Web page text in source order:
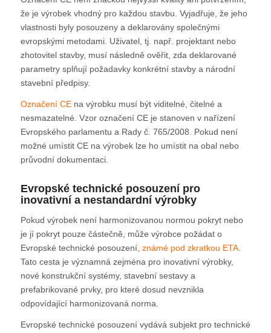
že je výrobek vhodný pro každou stavbu. Vyjadřuje, že jeho
vlastnosti byly posouzeny a deklarovány společnými
evropskými metodami. Uživatel, tj. např. projektant nebo
zhotovitel stavby, musí následně ověřit, zda deklarované
parametry splňují požadavky konkrétní stavby a národní
stavební předpisy.
Označení CEna výrobku musí být viditelné, čitelné a
nesmazatelné. Vzor označení CE je stanoven v nařízení
Evropského parlamentu a Rady č. 765/2008. Pokud není
možné umístit CE na výrobek lze ho umístit na obal nebo
průvodní dokumentaci.
Evropské technické posouzení pro
inovativní a nestandardní výrobky
Pokud výrobek není harmonizovanou normou pokryt nebo
je jí pokryt pouze částečně, může výrobce požádat o
Evropské technické posouzení, známé pod zkratkou ETA.
Tato cesta je významná zejména pro inovativní výrobky,
nové konstrukční systémy, stavební sestavy a
prefabrikované prvky, pro které dosud nevznikla
odpovídající harmonizovaná norma.
Evropské technické posouzení vydává subjekt pro technické